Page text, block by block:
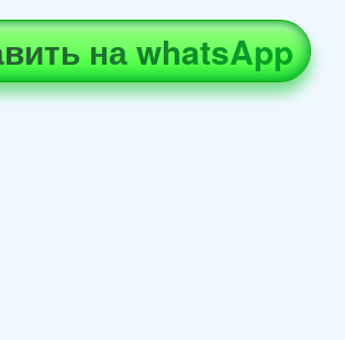
на whatsApp